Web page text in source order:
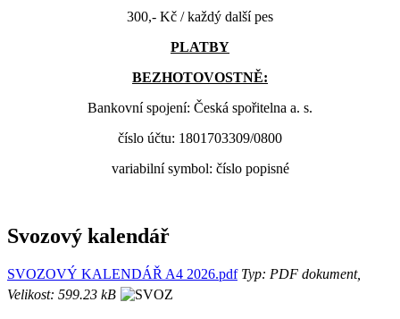
300,- Kč / každý další pes
PLATBY
BEZHOTOVOSTNĚ:
Bankovní spojení: Česká spořitelna a. s.
číslo účtu: 1801703309/0800
variabilní symbol: číslo popisné
Svozový kalendář
SVOZOVÝ KALENDÁŘ A4 2026.pdfTyp: PDF dokument,
Velikost: 599.23 kB